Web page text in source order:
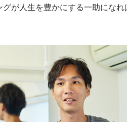
が人生を豊かにする一助になれ